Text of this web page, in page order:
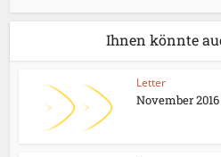
Ihnen könnte
Letter
November 2016